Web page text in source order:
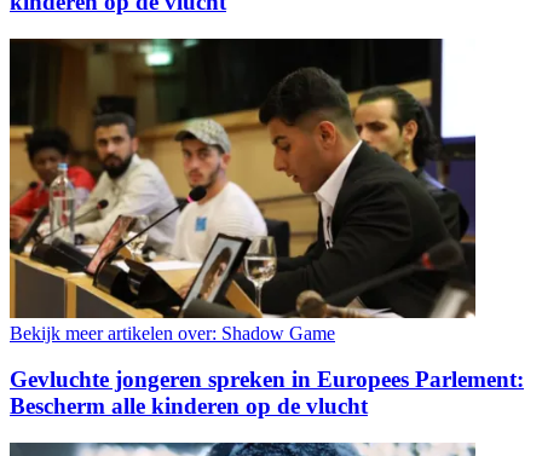
Bekijk meer artikelen over: Shadow Game
Gevluchte jongeren spreken in Europees Parlement:
Bescherm alle kinderen op de vlucht